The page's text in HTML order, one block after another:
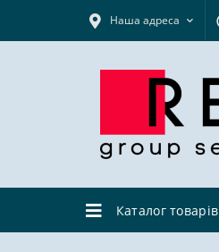
Наша адреса
Каталог товарів